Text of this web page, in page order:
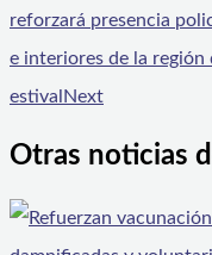
reforzará presencia
e interiores de la región
estivalNext
Otras noticias